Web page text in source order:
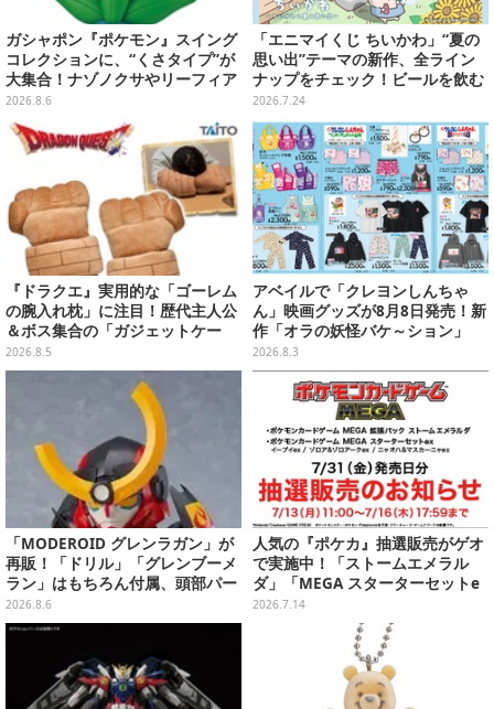
ガシャポン『ポケモン』スイング
コレクションに、“くさタイプ”が
大集合！ナゾノクサやリーフィア
など全5種が仲間入り
2026.8.6
「エニマイくじ ちいかわ」“夏の
思い出”テーマの新作、全ライン
ナップをチェック！ビールを飲む
「くりまんじゅう」ぬいぐるみな
ど
2026.7.24
『ドラクエ』実用的な「ゴーレム
の腕入れ枕」に注目！歴代主人公
＆ボス集合の「ガジェットケー
ス」ほか9プライズが8月順次展開
2026.8.5
アベイルで「クレヨンしんちゃ
ん」映画グッズが8月8日発売！新
作「オラの妖怪バケ～ション」
や、「ヘンダーランド」「暗黒タ
マタマ」などをフィーチャー
2026.8.3
「MODEROID グレンラガン」が
再販！「ドリル」「グレンブーメ
ラン」はもちろん付属、頭部パー
ツを組み替えると「ラガン」も再
現可能
2026.8.6
人気の『ポケカ』抽選販売がゲオ
で実施中！「ストームエメラル
ダ」「MEGA スターターセットe
x」各種の全4商品
2026.7.14